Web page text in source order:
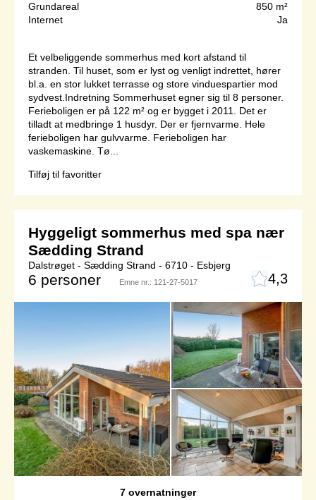
Grundareal
850 m²
Internet
Ja
Et velbeliggende sommerhus med kort afstand til
stranden. Til huset, som er lyst og venligt indrettet, hører
bl.a. en stor lukket terrasse og store vinduespartier mod
sydvest.Indretning Sommerhuset egner sig til 8 personer.
Ferieboligen er på 122 m² og er bygget i 2011. Det er
tilladt at medbringe 1 husdyr. Der er fjernvarme. Hele
ferieboligen har gulvvarme. Ferieboligen har
vaskemaskine. Tø...
Tilføj til favoritter
Hyggeligt sommerhus med spa nær
Sædding Strand
Dalstrøget - Sædding Strand - 6710 - Esbjerg
6 personer Emne nr.: 121-27-5017 4,3
7 overnatninger